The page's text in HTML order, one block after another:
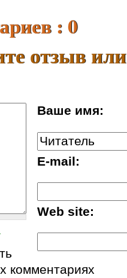
: 0
отзыв или
Ваше имя:
E-mail:
Web site:
комментариях